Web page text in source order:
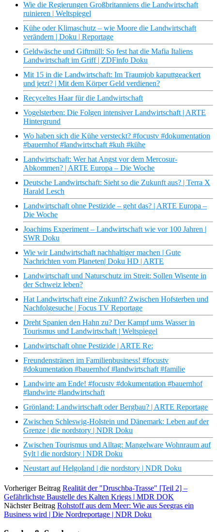
Wie die Regierungen Großbritanniens die Landwirtschaft
ruinieren | Weltspiegel
Kühe oder Klimaschutz – wie Moore die Landwirtschaft
verändern | Doku | Reportage
Geldwäsche und Giftmüll: So fest hat die Mafia Italiens
Landwirtschaft im Griff | ZDFinfo Doku
Mit 15 in die Landwirtschaft: Im Traumjob kaputtgeackert
und jetzt? | Mit dem Körper Geld verdienen?
Recyceltes Haar für die Landwirtschaft
Vogelsterben: Die Folgen intensiver Landwirtschaft | ARTE
Hintergrund
Wo haben sich die Kühe versteckt? #focustv #dokumentation
#bauernhof #landwirtschaft #kuh #kühe
Landwirtschaft: Wer hat Angst vor dem Mercosur-
Abkommen? | ARTE Europa – Die Woche
Deutsche Landwirtschaft: Sieht so die Zukunft aus? | Terra X
Harald Lesch
Landwirtschaft ohne Pestizide – geht das? | ARTE Europa –
Die Woche
Joachims Experiment – Landwirtschaft wie vor 100 Jahren |
SWR Doku
Wie wir Landwirtschaft nachhaltiger machen | Gute
Nachrichten vom Planeten| Doku HD | ARTE
Landwirtschaft und Naturschutz im Streit: Sollen Wisente in
der Schweiz leben?
Hat Landwirtschaft eine Zukunft? Zwischen Hofsterben und
Nachfolgesuche | Focus TV Reportage
Dreht Spanien den Hahn zu? Der Kampf ums Wasser in
Tourismus und Landwirtschaft | Weltspiegel
Landwirtschaft ohne Pestizide | ARTE Re:
Freundenstränen im Familienbusiness! #focustv
#dokumentation #bauernhof #landwirtschaft #familie
Landwirte am Ende! #focustv #dokumentation #bauernhof
#landwirte #landwirtschaft
Grönland: Landwirtschaft oder Bergbau? | ARTE Reportage
Zwischen Schleswig-Holstein und Dänemark: Leben auf der
Grenze | die nordstory | NDR Doku
Zwischen Tourismus und Alltag: Mangelware Wohnraum auf
Sylt | die nordstory | NDR Doku
Neustart auf Helgoland | die nordstory | NDR Doku
Vorheriger Beitrag Realität der "Druschba-Trasse" [Teil 2] –
Gefährlichste Baustelle des Kalten Kriegs | MDR DOK
Nächster Beitrag Rohstoff aus dem Meer: Wie aus Seegras ein
Business wird | Die Nordreportage | NDR Doku